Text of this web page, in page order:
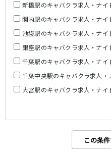
新橋駅のキャバクラ求人・ナイ
関内駅のキャバクラ求人・ナイ
池袋駅のキャバクラ求人・ナイ
銀座駅のキャバクラ求人・ナイ
千葉駅のキャバクラ求人・ナイ
千葉中央駅のキャバクラ求人・
大宮駅のキャバクラ求人・ナイ
この条
桜木町駅
戸塚駅
伊勢佐木長者町駅
蒔田駅
横浜駅